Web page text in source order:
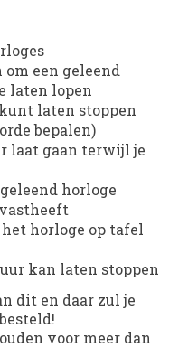
een geleend
laten lopen
laten stoppen
bepalen)
laat gaan terwijl je
horloge
horloge op tafel
kan laten stoppen
dit en daar zul je
voor meer dan